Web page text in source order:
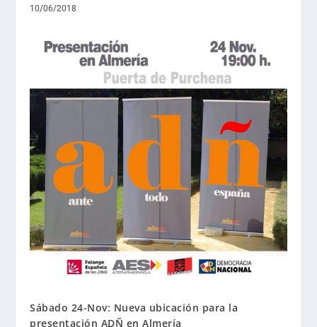
10/06/2018
Sábado 24-Nov: Nueva ubicación para la
presentación ADÑ en Almería